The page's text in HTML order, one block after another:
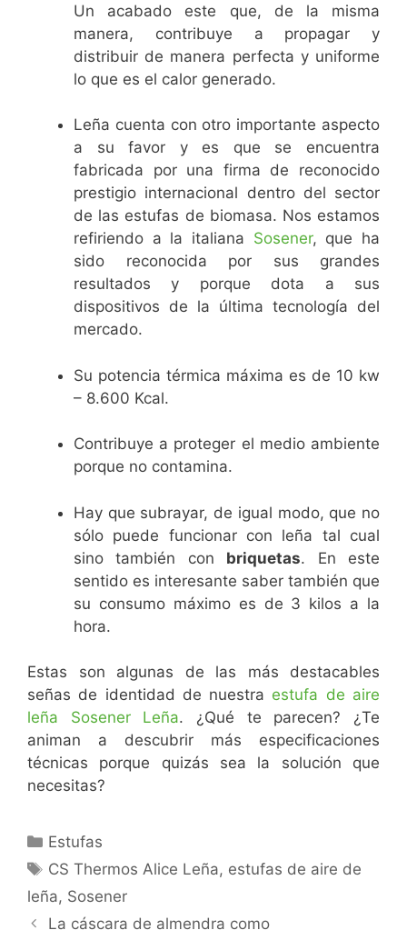
Un acabado este que, de la misma
manera, contribuye a propagar y
distribuir de manera perfecta y uniforme
lo que es el calor generado.
Leña cuenta con otro importante aspecto
a su favor y es que se encuentra
fabricada por una firma de reconocido
prestigio internacional dentro del sector
de las estufas de biomasa. Nos estamos
refiriendo a la italiana Sosener, que ha
sido reconocida por sus grandes
resultados y porque dota a sus
dispositivos de la última tecnología del
mercado.
Su potencia térmica máxima es de 10 kw
– 8.600 Kcal.
Contribuye a proteger el medio ambiente
porque no contamina.
Hay que subrayar, de igual modo, que no
sólo puede funcionar con leña tal cual
sino también con briquetas. En este
sentido es interesante saber también que
su consumo máximo es de 3 kilos a la
hora.
Estas son algunas de las más destacables
señas de identidad de nuestra estufa de aire
leña Sosener Leña. ¿Qué te parecen? ¿Te
animan a descubrir más especificaciones
técnicas porque quizás sea la solución que
necesitas?
Estufas
CS Thermos Alice Leña, estufas de aire de
leña, Sosener
La cáscara de almendra como